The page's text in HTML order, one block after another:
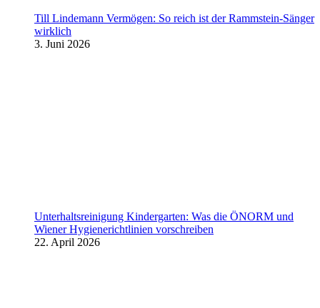
Till Lindemann Vermögen: So reich ist der Rammstein-Sänger
wirklich
3. Juni 2026
Unterhaltsreinigung Kindergarten: Was die ÖNORM und
Wiener Hygienerichtlinien vorschreiben
22. April 2026